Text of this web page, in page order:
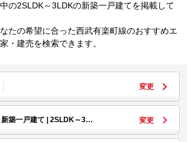
の2SLDK～3LDKの新築一戸建てを掲載して
たの希望に合った西武有楽町線のおすすめエ
・建売を検索できます。
変更
新築一戸建て | 2SLDK～3… 変更